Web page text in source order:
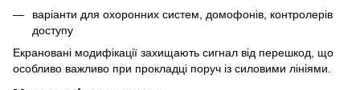
варіанти для охоронних систем, домофонів, контролерів
доступу
Екрановані модифікації захищають сигнал від перешкод, що
особливо важливо при прокладці поруч із силовими лініями.